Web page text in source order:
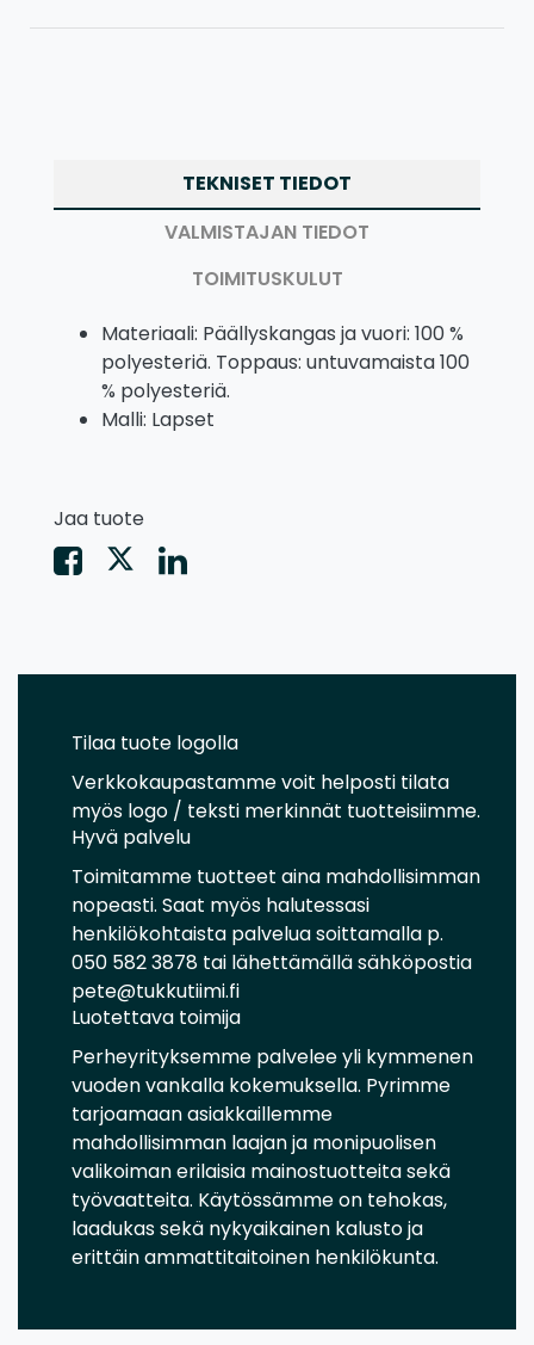
TEKNISET TIEDOT
VALMISTAJAN TIEDOT
TOIMITUSKULUT
Materiaali: Päällyskangas ja vuori: 100 %
polyesteriä. Toppaus: untuvamaista 100
% polyesteriä.
Malli: Lapset
Jaa tuote
Tilaa tuote logolla
Verkkokaupastamme voit helposti tilata
myös logo / teksti merkinnät tuotteisiimme.
Hyvä palvelu
Toimitamme tuotteet aina mahdollisimman
nopeasti. Saat myös halutessasi
henkilökohtaista palvelua soittamalla p.
050 582 3878 tai lähettämällä sähköpostia
pete@tukkutiimi.fi
Luotettava toimija
Perheyrityksemme palvelee yli kymmenen
vuoden vankalla kokemuksella. Pyrimme
tarjoamaan asiakkaillemme
mahdollisimman laajan ja monipuolisen
valikoiman erilaisia mainostuotteita sekä
työvaatteita. Käytössämme on tehokas,
laadukas sekä nykyaikainen kalusto ja
erittäin ammattitaitoinen henkilökunta.